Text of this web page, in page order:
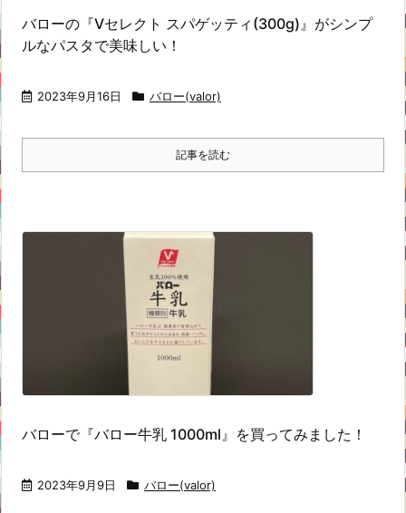
バローの『Vセレクト スパゲッティ(300g)』がシンプ
ルなパスタで美味しい！
2023年9月16日 バロー(valor)
記事を読む
バローで『バロー牛乳 1000ml』を買ってみました！
2023年9月9日 バロー(valor)